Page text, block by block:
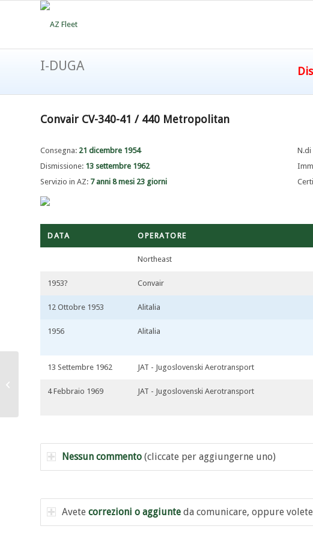
I-DUGA
Convair CV-340-41 / 440 Metropolitan
Consegna: 21 dicembre 1954
Dismissione: 13 settembre 1962
Servizio in AZ: 7 anni 8 mesi 23 giorni
DATA OPERATORE
Northeast
1953? Convair
12 Ottobre 1953 Alitalia
1956 Alitalia
13 Settembre 1962 JAT - Jugoslovenski Aerotransport
4 Febbraio 1969 JAT - Jugoslovenski Aerotransport
Nessun commento (cliccate per aggiungerne uno)
Avete correzioni o aggiunte da comunicare, oppure volete